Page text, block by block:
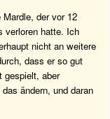
der vor 12
verloren hatte. Ich
nicht an weitere
dass er so gut
gespielt, aber
ändern, und daran